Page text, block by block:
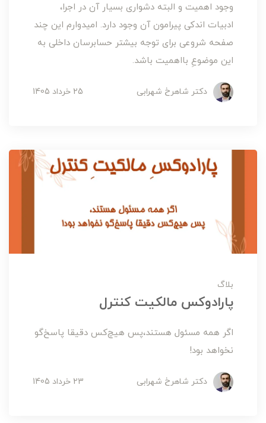
وجود اهمیت و البته دشواری بسیار آن در اجرا،
ادبیات اندکی پیرامون آن وجود دارد. امیدوارم این چند
صفحه شروعی برای توجه بیشتر حسابرسان داخلی به
این موضوعِ بااهمیت باشد.
دکتر شاهرخ شهرابی 25 خرداد 1405
بلاگ
پارادوکس مالکيت کنترل
اگر همه مسئول هستند،پس هيچ‌کس دقيقا پاسخ‌گو
نخواهد بود!
دکتر شاهرخ شهرابی 23 خرداد 1405